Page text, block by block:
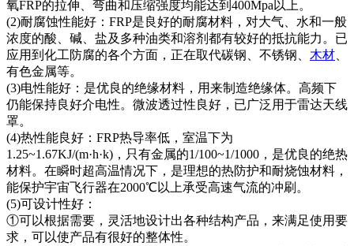
氧FRP的拉伸、弯曲和压缩强度均能达到400Mpa以上。
(2)耐腐蚀性能好：FRP是良好的耐腐材料，对大气、水和一般
浓度的酸、碱、盐及多种油类和溶剂都有较好的抵抗能力。已
应用到化工防腐的各个方面，正在取代碳钢、不锈钢、 木材
有色金属等。
(3)电性能好：是优良的绝缘材料，用来制造绝缘体。高频下
仍能保持良好介电性。微波透过性良好，已广泛用于雷达天线
罩。
(4)热性能良好：FRP热导率低，室温下为
1.25~1.67KJ/(m·h·k)，只有金属的1/100~1/1000，是优良的绝热
材料。在瞬时超高温情况下，是理想的热防护和耐烧蚀材料，
能保护宇宙飞行器在2000℃以上承受高速气流的冲刷。
(5)可设计性好：
①可以根据需要，灵活地设计出各种结构产品，来满足使用要
求，可以使产品有很好的整体性。